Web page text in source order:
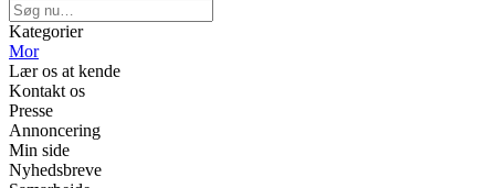
Kategorier
Mor
Lær os at kende
Kontakt os
Presse
Annoncering
Min side
Nyhedsbreve